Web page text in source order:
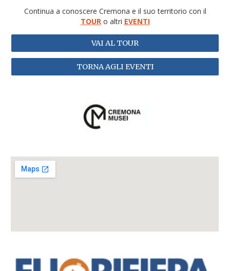
Continua a conoscere Cremona e il suo territorio con il
TOURo altri EVENTI
VAI AL TOUR
TORNA AGLI EVENTI